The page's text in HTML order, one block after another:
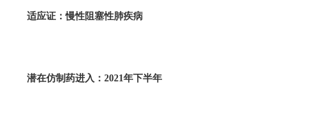
适应证：慢性阻塞性肺疾病
潜在仿制药进入：2021年下半年